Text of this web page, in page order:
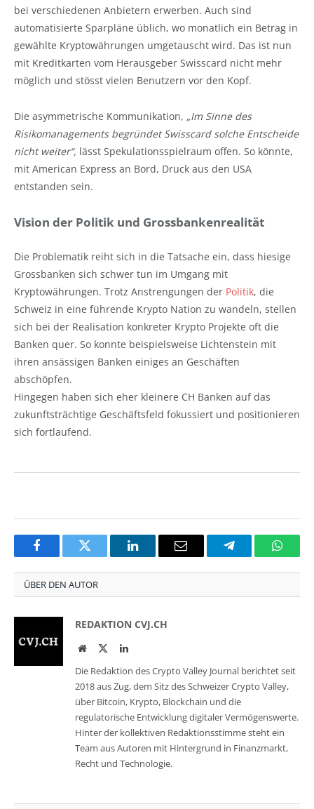
bei verschiedenen Anbietern erwerben. Auch sind
automatisierte Sparpläne üblich, wo monatlich ein Betrag in
gewählte Kryptowährungen umgetauscht wird. Das ist nun
mit Kreditkarten vom Herausgeber Swisscard nicht mehr
möglich und stösst vielen Benutzern vor den Kopf.
Die asymmetrische Kommunikation, „Im Sinne des
Risikomanagements begründet Swisscard solche Entscheide
nicht weiter“, lässt Spekulationsspielraum offen. So könnte,
mit American Express an Bord, Druck aus den USA
entstanden sein.
Vision der Politik und Grossbankenrealität
Die Problematik reiht sich in die Tatsache ein, dass hiesige
Grossbanken sich schwer tun im Umgang mit
Kryptowährungen. Trotz Anstrengungen der Politik, die
Schweiz in eine führende Krypto Nation zu wandeln, stellen
sich bei der Realisation konkreter Krypto Projekte oft die
Banken quer. So konnte beispielsweise Lichtenstein mit
ihren ansässigen Banken einiges an Geschäften
abschöpfen.
Hingegen haben sich eher kleinere CH Banken auf das
zukunftsträchtige Geschäftsfeld fokussiert und positionieren
sich fortlaufend.
FacebookTwitter LinkedInEmail Telegram
ÜBER DEN AUTOR
REDAKTION CVJ.CH
WebsiteTwitterLinkedIn
Die Redaktion des Crypto Valley Journal berichtet seit
2018 aus Zug, dem Sitz des Schweizer Crypto Valley,
über Bitcoin, Krypto, Blockchain und die
regulatorische Entwicklung digitaler Vermögenswerte.
Hinter der kollektiven Redaktionsstimme steht ein
Team aus Autoren mit Hintergrund in Finanzmarkt,
Recht und Technologie.